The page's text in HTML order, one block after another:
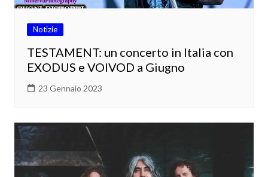
Notizie
TESTAMENT: un concerto in Italia con
EXODUS e VOIVOD a Giugno
23 Gennaio 2023